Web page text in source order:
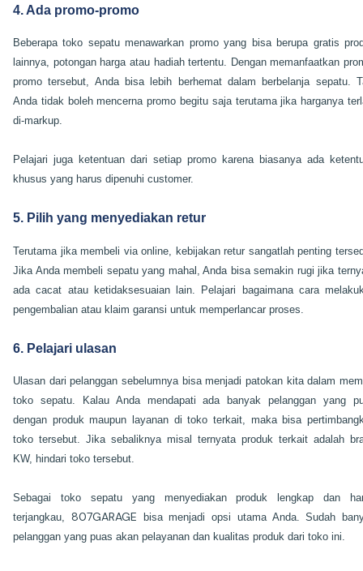
4. Ada promo-promo
Beberapa toko sepatu menawarkan promo yang bisa berupa gratis
lainnya, potongan harga atau hadiah tertentu. Dengan memanfaatkan
promo tersebut, Anda bisa lebih berhemat dalam berbelanja sepatu.
Anda tidak boleh mencerna promo begitu saja terutama jika harganya
di-markup.
Pelajari juga ketentuan dari setiap promo karena biasanya ada
khusus yang harus dipenuhi customer.
5. Pilih yang menyediakan retur
Terutama jika membeli via online, kebijakan retur sangatlah penting
Jika Anda membeli sepatu yang mahal, Anda bisa semakin rugi jika
ada cacat atau ketidaksesuaian lain. Pelajari bagaimana cara
pengembalian atau klaim garansi untuk memperlancar proses.
6. Pelajari ulasan
Ulasan dari pelanggan sebelumnya bisa menjadi patokan kita dalam
toko sepatu. Kalau Anda mendapati ada banyak pelanggan yang
dengan produk maupun layanan di toko terkait, maka bisa
toko tersebut. Jika sebaliknya misal ternyata produk terkait adalah
KW, hindari toko tersebut.
Sebagai toko sepatu yang menyediakan produk lengkap dan
terjangkau, 807GARAGE bisa menjadi opsi utama Anda. Sudah
pelanggan yang puas akan pelayanan dan kualitas produk dari toko ini.